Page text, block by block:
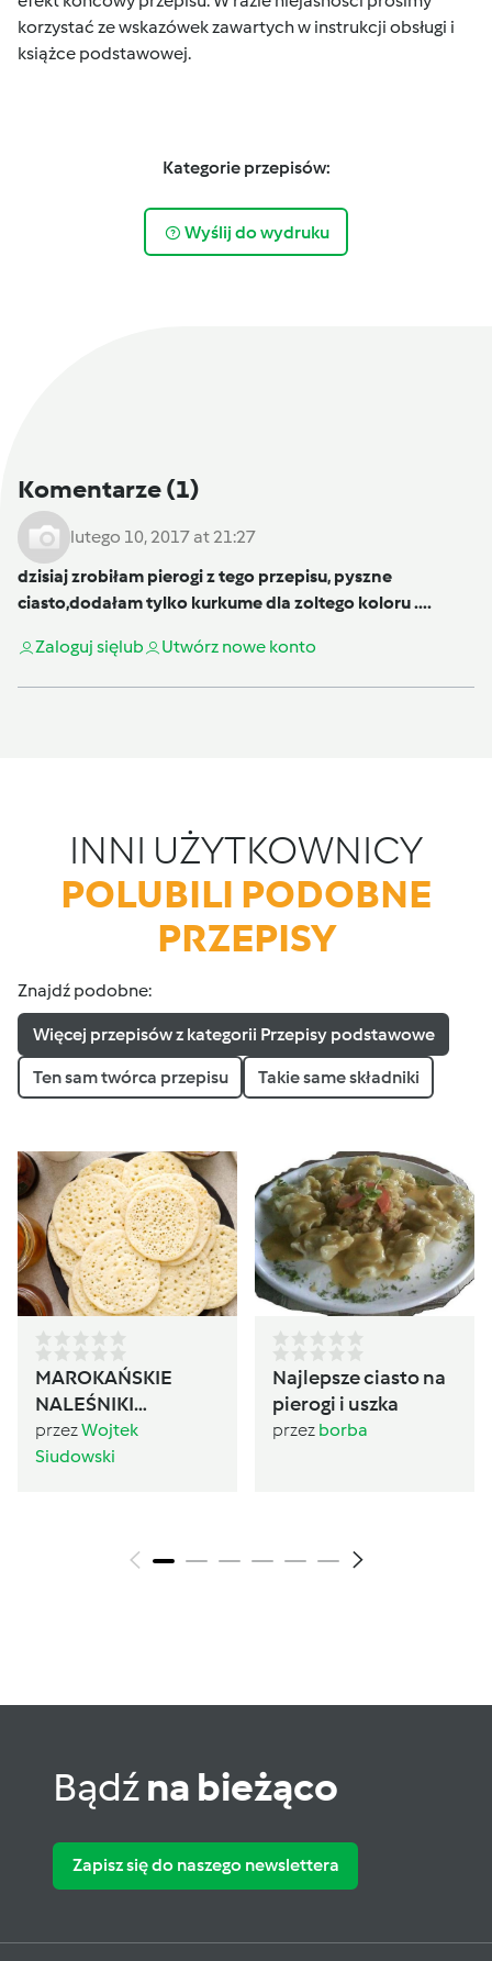
korzystać ze wskazówek zawartych w instrukcji obsługi i
książce podstawowej.
Kategorie przepisów:
Wyślij do wydruku
Komentarze(1)
lutego 10, 2017 at 21:27
dzisiaj zrobiłam pierogi z tego przepisu, pyszne
ciasto,dodałam tylko kurkume dla zoltego koloru ....
Zaloguj sięlub Utwórz nowe konto
INNI UŻYTKOWNICY
POLUBILI PODOBNE
PRZEPISY
Znajdź podobne:
Więcej przepisów z kategorii Przepisy podstawowe
Ten sam twórca przepisu Takie same składniki
MAROKAŃSKIE
NALEŚNIKI
BAGHRIR
przezWojtek
Siudowski
Najlepsze ciasto na
pierogi i uszka
przez borba
Bądźna bieżąco
Zapisz się do naszego newslettera